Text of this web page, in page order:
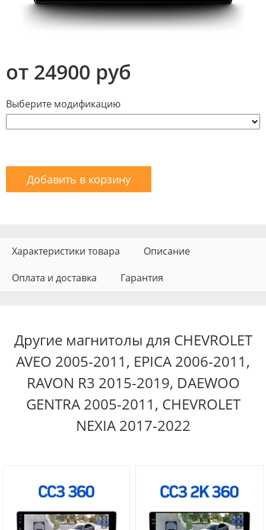
от 24900 руб
Выберите модификацию
Добавить в корзину
Характеристики товара Описание
Оплата и доставка Гарантия
Другие магнитолы для CHEVROLET
AVEO 2005-2011, EPICA 2006-2011,
RAVON R3 2015-2019, DAEWOO
GENTRA 2005-2011, CHEVROLET
NEXIA 2017-2022